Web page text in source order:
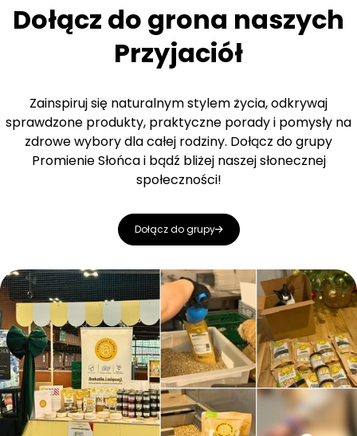
Dołącz do grona naszych
Przyjaciół
Zainspiruj się naturalnym stylem życia, odkrywaj
sprawdzone produkty, praktyczne porady i pomysły na
zdrowe wybory dla całej rodziny. Dołącz do grupy
Promienie Słońca i bądź bliżej naszej słonecznej
społeczności!
Dołącz do grupy